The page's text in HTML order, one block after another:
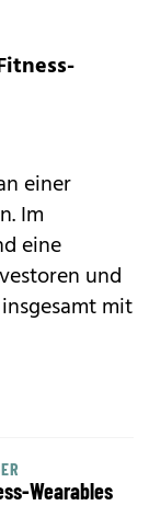
einer
Im
eine
und
mit
Wearables